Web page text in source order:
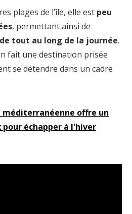
plages de l’île, elle est peu
, permettant ainsi de
tout au long de la journée.
fait une destination prisée
se détendre dans un cadre
méditerranéenne offre un
échapper à l'hiver